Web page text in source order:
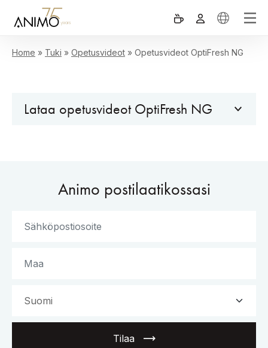
Home » Tuki » Opetusvideot » Opetusvideot OptiFresh NG
Lataa opetusvideot OptiFresh NG
Animo postilaatikossasi
Tilaa